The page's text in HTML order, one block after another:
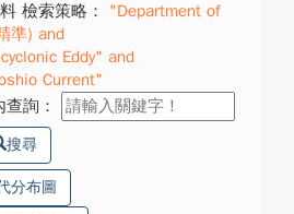
檢索策略：
"Department of
準) and
Eddy" and
Current"
詢：
搜尋
分布圖